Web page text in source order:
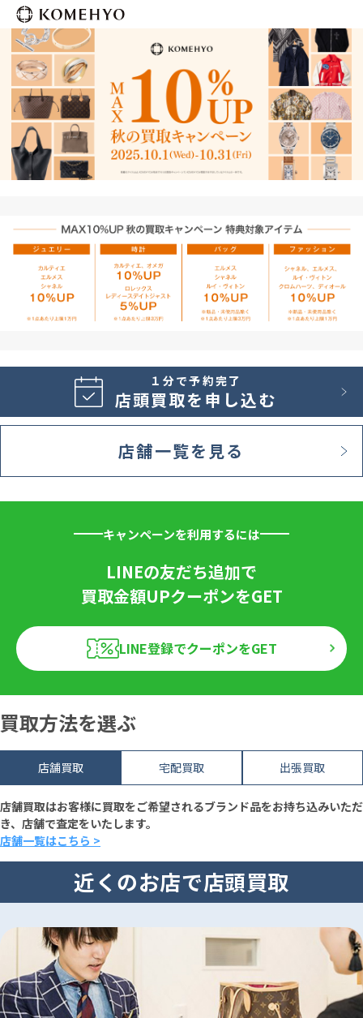
１分で予約完了
店頭買取を申し込む
店舗一覧を見る
キャンペーンを利用するには
LINEの友だち追加で
買取金額UPクーポンをGET
LINE登録でクーポンをGET
買取方法を選ぶ
店舗買取 宅配買取 出張買取
店舗買取はお客様に買取をご希望されるブランド品をお持ち込みいただ
き、店舗で査定をいたします。
店舗一覧はこちら >
近くのお店で店頭買取